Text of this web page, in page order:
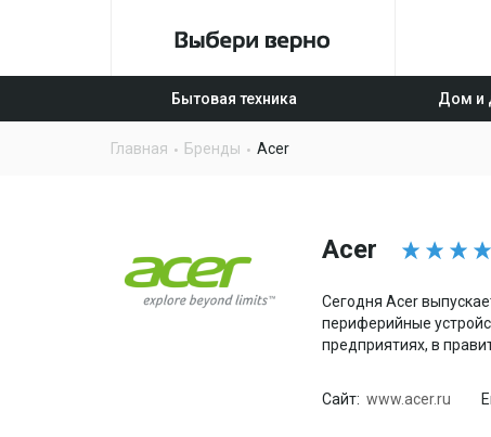
Бытовая техника Дом и
Главная Бренды Acer
Acer
Сегодня Acer
периферийные
предприятиях, в
Сайт: www.acer.ru